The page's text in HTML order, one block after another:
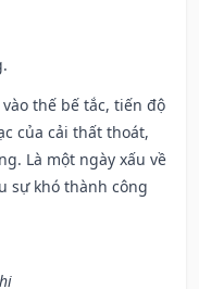
thế bế tắc, tiến độ
của cải thất thoát,
Là một ngày xấu về
sự khó thành công